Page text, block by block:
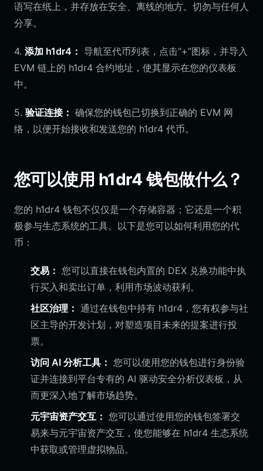
语写在纸上，并存放在安全、离线的地方。切勿与任何人
分享。
4. 添加 h1dr4： 导航至代币列表，点击“+”图标，并导入
EVM 链上的 h1dr4 合约地址，使其显示在您的仪表板
中。
5. 验证连接： 确保您的钱包已切换到正确的 EVM 网
络，以便开始接收和发送您的 h1dr4 代币。
您可以使用 h1dr4 钱包做什么？
您的 h1dr4 钱包不仅仅是一个存储容器；它还是一个积
极参与生态系统的工具。以下是您可以如何利用您的代
币：
交易： 您可以直接在钱包内置的 DEX 兑换功能中执
行买入和卖出订单，利用市场波动获利。
社区治理： 通过在钱包中持有 h1dr4，您有权参与社
区主导的开发计划，对塑造项目未来的提案进行投
票。
访问 AI 分析工具： 您可以使用您的钱包进行身份验
证并连接到平台专有的 AI 驱动安全分析仪表板，从
而更深入地了解市场趋势。
元宇宙资产交互： 您可以通过使用您的钱包签署交
易来与元宇宙资产交互，使您能够在 h1dr4 生态系统
中获取或管理虚拟物品。